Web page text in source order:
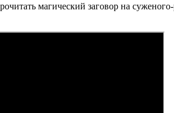
магический заговор на